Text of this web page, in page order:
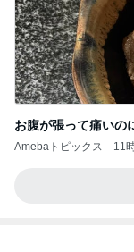
お腹が張って痛いの
Amebaトピックス 11